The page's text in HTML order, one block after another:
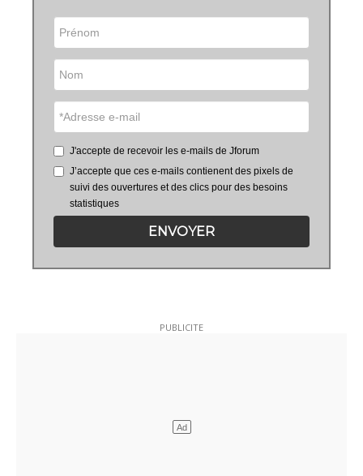
J'accepte de recevoir les e-mails de Jforum
J’accepte que ces e-mails contienent des pixels de
suivi des ouvertures et des clics pour des besoins
statistiques
ENVOYER